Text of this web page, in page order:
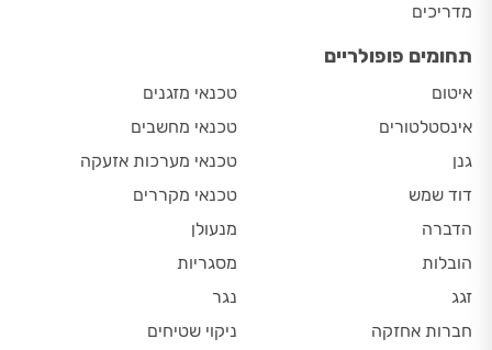
מדריכים
תחומים פופולריים
איטום
אינסטלטורים
גנן
דוד שמש
הדברה
הובלות
זגג
חברות אחזקה
טכנאי מזגנים
טכנאי מחשבים
טכנאי מערכות אזעקה
טכנאי מקררים
מנעולן
מסגריות
נגר
ניקוי שטיחים